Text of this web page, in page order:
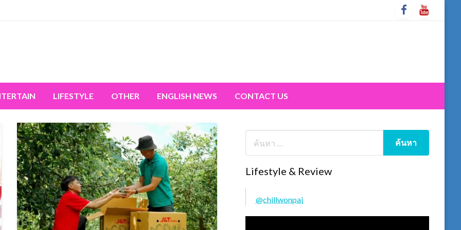
LIFESTYLE OTHER ENGLISH NEWS CONTACT US
Lifestyle & Review
@chillwonpai